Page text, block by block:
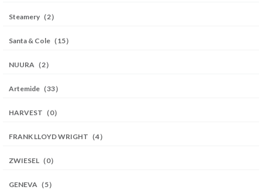
Steamery（2）
Santa & Cole（15）
NUURA（2）
Artemide（33）
HARVEST（0）
FRANK LLOYD WRIGHT（4）
ZWIESEL（0）
GENEVA（5）